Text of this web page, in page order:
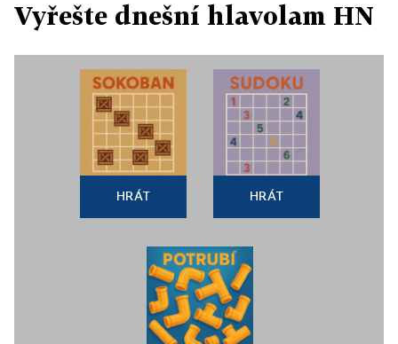
Vyřešte dnešní hlavolam HN
HRÁT HRÁT